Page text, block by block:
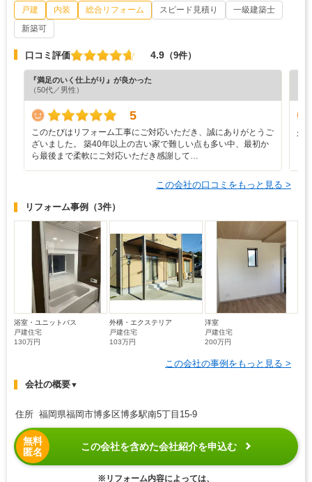
戸建 内装 総合リフォーム スピード見積り
一級建築士
新築可
口コミ評価 4.9 （9件）
『満足のいく仕上がり』が良かった
（50代／男性）
5
このたびはリフォーム工事にご対応いただき、誠にありがとうご
ざいました。 築40年以上の古い家で難しい点も多い中、最初か
ら最後まで柔軟にご対応いただき感謝して…
少
この会社の口コミをもっと見る >
リフォーム事例 （3件）
浴室・ユニットバス
戸建住宅
130万円
外構・エクステリア
戸建住宅
103万円
洋室
戸建住宅
200万円
この会社の事例をもっと見る >
会社の概要▼
住所 福岡県福岡市博多区博多駅南5丁目15-9
無料
匿名
この会社を含めた会社紹介を申込む
※リフォーム内容によっては、